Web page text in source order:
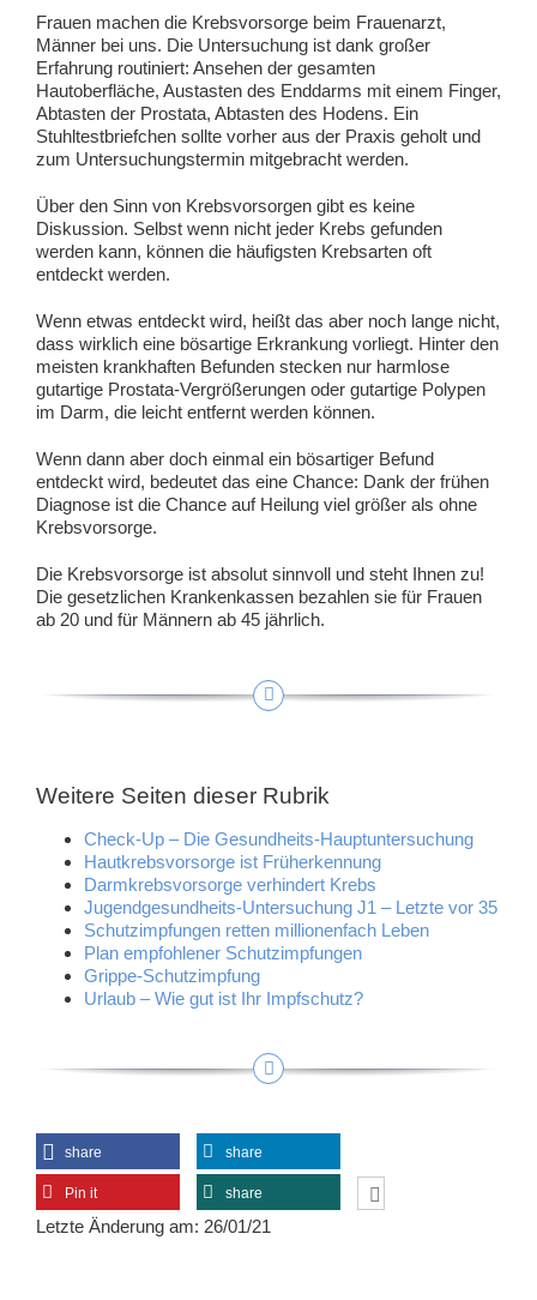
Frauen machen die Krebsvorsorge beim Frauenarzt,
Männer bei uns. Die Untersuchung ist dank großer
Erfahrung routiniert: Ansehen der gesamten
Hautoberfläche, Austasten des Enddarms mit einem Finger,
Abtasten der Prostata, Abtasten des Hodens. Ein
Stuhltestbriefchen sollte vorher aus der Praxis geholt und
zum Untersuchungstermin mitgebracht werden.
Über den Sinn von Krebsvorsorgen gibt es keine
Diskussion. Selbst wenn nicht jeder Krebs gefunden
werden kann, können die häufigsten Krebsarten oft
entdeckt werden.
Wenn etwas entdeckt wird, heißt das aber noch lange nicht,
dass wirklich eine bösartige Erkrankung vorliegt. Hinter den
meisten krankhaften Befunden stecken nur harmlose
gutartige Prostata-Vergrößerungen oder gutartige Polypen
im Darm, die leicht entfernt werden können.
Wenn dann aber doch einmal ein bösartiger Befund
entdeckt wird, bedeutet das eine Chance: Dank der frühen
Diagnose ist die Chance auf Heilung viel größer als ohne
Krebsvorsorge.
Die Krebsvorsorge ist absolut sinnvoll und steht Ihnen zu!
Die gesetzlichen Krankenkassen bezahlen sie für Frauen
ab 20 und für Männern ab 45 jährlich.
Weitere Seiten dieser Rubrik
Check-Up – Die Gesundheits-Hauptuntersuchung
Hautkrebsvorsorge ist Früherkennung
Darmkrebsvorsorge verhindert Krebs
Jugendgesundheits-Untersuchung J1 – Letzte vor 35
Schutzimpfungen retten millionenfach Leben
Plan empfohlener Schutzimpfungen
Grippe-Schutzimpfung
Urlaub – Wie gut ist Ihr Impfschutz?
share share
Pin it share
Letzte Änderung am: 26/01/21